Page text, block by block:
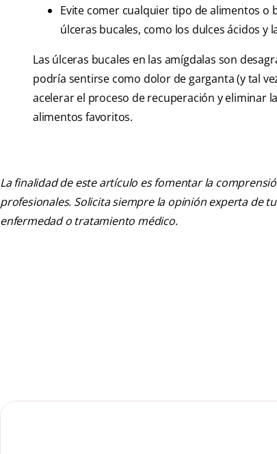
Evite comer cualquier tipo de alimentos
úlceras bucales, como los dulces ácidos y
Las úlceras bucales en las amígdalas son
podría sentirse como dolor de garganta (y tal
acelerar el proceso de recuperación y eliminar
alimentos favoritos.
La finalidad de este artículo es fomentar la
profesionales. Solicita siempre la opinión experta de
enfermedad o tratamiento médico.